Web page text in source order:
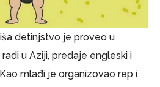
detinjstvo je proveo u
u Aziji, predaje engleski i
mlađi je organizovao rep i